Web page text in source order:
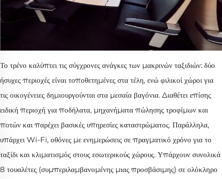
Το τρένο καλύπτει τις σύγχρονες ανάγκες των μακρινών ταξιδιών: δύο
ήσυχες περιοχές είναι τοποθετημένες στα τέλη, ενώ φιλικοί χώροι για
τις οικογένειες δημιουργούνται στα μεσαία βαγόνια. Διαθέτει επίσης
ειδική περιοχή για ποδήλατα, μηχανήματα πώλησης τροφίμων και
ποτών και παρέχει βασικές υπηρεσίες καταστρώματος. Παράλληλα,
υπάρχει Wi-Fi, οθόνες με ενημερώσεις σε πραγματικό χρόνο για το
ταξίδι και κλιματισμός στους εσωτερικούς χώρους. Υπάρχουν συνολικά
8 τουαλέτες (συμπεριλαμβανομένης μιας προσβάσιμης) σε ολόκληρο